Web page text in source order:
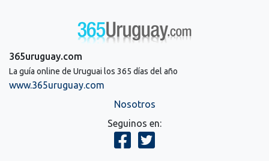
365uruguay.com
La guía online de Uruguai los 365 días del año
www.365uruguay.com
Nosotros
Seguinos en: